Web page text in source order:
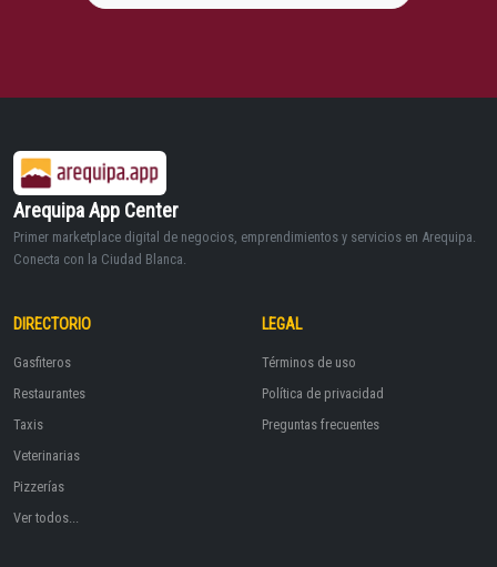
Arequipa App Center
Primer marketplace digital de negocios, emprendimientos y servicios en Arequipa.
Conecta con la Ciudad Blanca.
DIRECTORIO
Gasfiteros
Restaurantes
Taxis
Veterinarias
Pizzerías
Ver todos...
LEGAL
Términos de uso
Política de privacidad
Preguntas frecuentes